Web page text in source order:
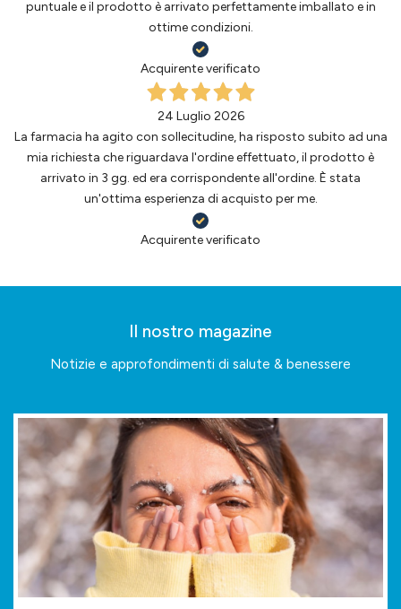
puntuale e il prodotto è arrivato perfettamente imballato e in
ottime condizioni.
Acquirente verificato
24 Luglio 2026
La farmacia ha agito con sollecitudine, ha risposto subito ad una
mia richiesta che riguardava l'ordine effettuato, il prodotto è
arrivato in 3 gg. ed era corrispondente all'ordine. È stata
un'ottima esperienza di acquisto per me.
Acquirente verificato
Il nostro magazine
Notizie e approfondimenti di salute & benessere